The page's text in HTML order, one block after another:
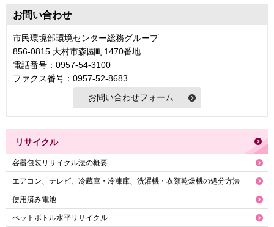
お問い合わせ
市民環境部環境センター総務グループ
856-0815 大村市森園町1470番地
電話番号：0957-54-3100
ファクス番号：0957-52-8683
リサイクル
容器包装リサイクル法の概要
エアコン、テレビ、冷蔵庫・冷凍庫、洗濯機・衣類乾燥機の処分方法
使用済み電池
ペットボトル水平リサイクル